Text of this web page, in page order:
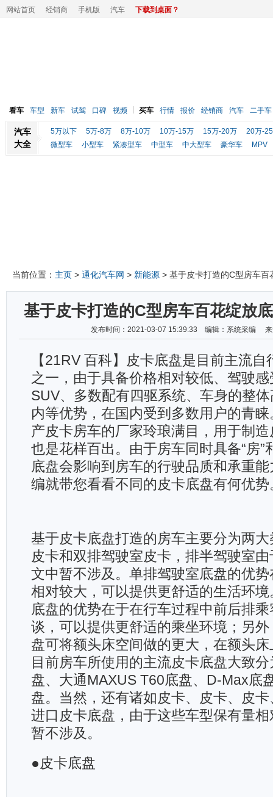
网站首页 经销商 手机版 汽车 下载到桌面？
看车 车型 新车 试驾 口碑 视频 买车 行情 报价 经销商 汽车 二手车
汽车
大全
5万以下 5万-8万 8万-10万 10万-15万 15万-20万
20万-
微型车
小型车 紧凑型车 中型车 中大型车 豪华车 MPV
当前位置： 主页 > 通化汽车网 > 新能源 > 基于皮卡打造的C型房车
基于皮卡打造的C型房车百花绽放
发布时间：2021-03-07 15:39:33 编辑：系统采编
【21RV 百科】皮卡底盘是目前主流
之一，由于具备价格相对较低、驾驶
SUV、多数配有四驱系统、车身的整
内等优势，在国内受到多数用户的青
产皮卡房车的厂家玲琅满目，用于制
也是花样百出。由于房车同时具备“房”
底盘会影响到房车的行驶品质和承重
编就带您看看不同的皮卡底盘有何优势
基于皮卡底盘打造的房车主要分为两
皮卡和双排驾驶室皮卡，排半驾驶室
文中暂不涉及。单排驾驶室底盘的优
相对较大，可以提供更舒适的生活环
底盘的优势在于在行车过程中前后排
谈，可以提供更舒适的乘坐环境；另
盘可将额头床空间做的更大，在额头
目前房车所使用的主流皮卡底盘大致
盘、大通MAXUS T60底盘、D-Max底
盘。当然，还有诸如皮卡、皮卡、皮
进口皮卡底盘，由于这些车型保有量
暂不涉及。
●皮卡底盘